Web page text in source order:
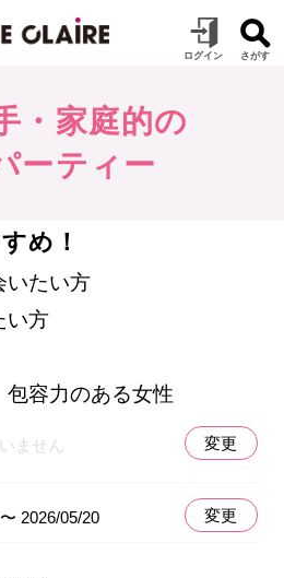
・家庭的の
ーティー
め！
いたい方
い方
容力のある女性
ません 変更
2026/05/20 変更